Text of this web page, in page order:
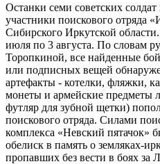
Останки семи советских
участники поискового отряда
Сибирского Иркутской
июля по 3 августа. По словам
Торопкиной, все найденные
или подписных вещей
артефакты - котелки, фляжки,
монеты и армейские предметы
футляр для зубной щетки)
поискового отряда. Силами
комплекса «Невский пятачок»
обелиск в память о земляках-
пропавших без вести в боях